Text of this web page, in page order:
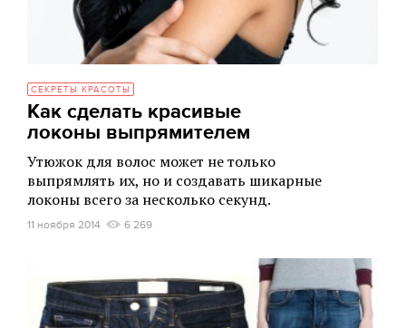
СЕКРЕТЫ КРАСОТЫ
Как сделать красивые
локоны выпрямителем
Утюжок для волос может не только
выпрямлять их, но и создавать шикарные
локоны всего за несколько секунд.
11 ноября 2014 6 269